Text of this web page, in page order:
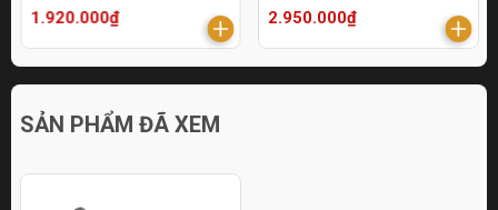
1.920.000₫ 2.950.000₫
SẢN PHẨM ĐÃ XEM